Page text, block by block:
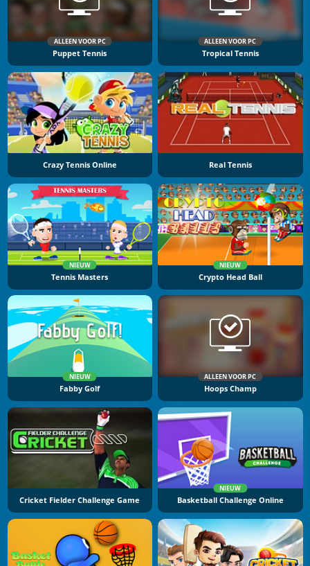
ALLEEN VOOR PC
Puppet Tennis
ALLEEN VOOR PC
Tropical Tennis
Crazy Tennis Online Real Tennis
NIEUW
Tennis Masters
NIEUW
Crypto Head Ball
NIEUW
Fabby Golf
ALLEEN VOOR PC
Hoops Champ
Cricket Fielder Challenge Game
NIEUW
Basketball Challenge Online